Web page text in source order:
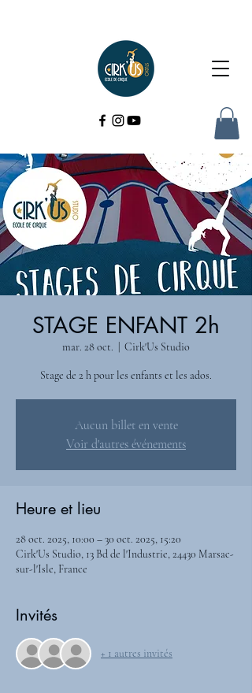
STAGE ENFANT 2h
mar. 28 oct. Cirk'Us Studio
Stage de 2 h pour les enfants et les ados.
Aucun billet en vente
Voir d'autres événements
Heure et lieu
28 oct. 2025, 10:00 – 30 oct. 2025, 15:20
Cirk'Us Studio, 13 Bd de l'Industrie, 24430 Marsac-
sur-l'Isle, France
Invités
+ 1 autres invités